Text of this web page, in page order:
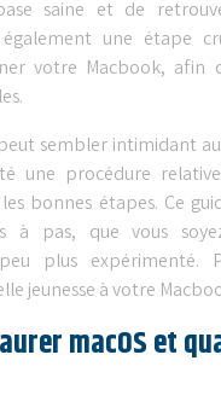
saine et de
une étape
votre Macbook, afin
sembler intimidant
une procédure
bonnes étapes. Ce
à pas, que vous
plus expérimenté.
jeunesse à votre
macOS et